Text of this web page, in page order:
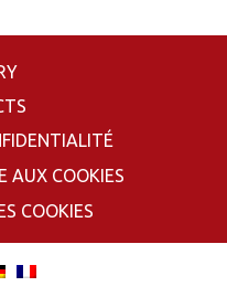
AUX COOKIES
COOKIES